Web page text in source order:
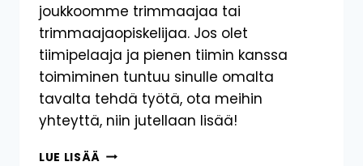
joukkoomme trimmaajaa tai
trimmaajaopiskelijaa. Jos olet
tiimipelaaja ja pienen tiimin kanssa
toimiminen tuntuu sinulle omalta
tavalta tehdä työtä, ota meihin
yhteyttä, niin jutellaan lisää!
LUE LISÄÄ TRIMMAAJA: